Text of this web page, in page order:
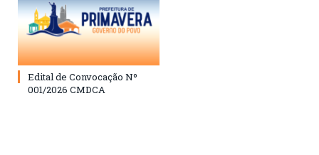
Edital de Convocação Nº
001/2026 CMDCA